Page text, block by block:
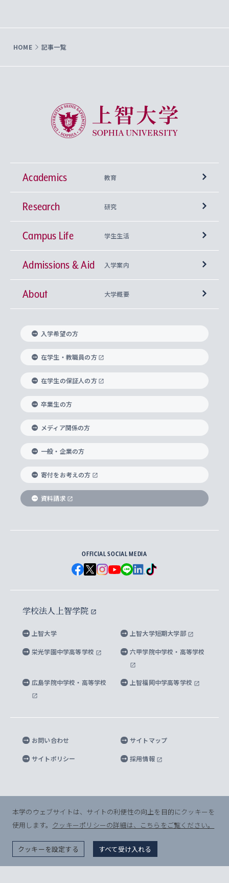
HOME 記事一覧
上智大学 Sophia University
Academics 教育
学部
神学部
文学部
総合人間科学部
経済学部
外国語学部
総合グローバル学部
国際教養学部
理工学部
Futures） – 持続可能な未来を考える６学科連携
興味から学科を探す
上智大学の全学共通教育
基盤教育センター
キリスト教人間学
身体知
思考と表現
データサイエンス
上智大学の語学教育
言語教育研究センター
上智大学のグローバル教育
グローバル教育センター
上智大学で学ぶ
海外で学ぶ
学びのサポート
大学院
神学研究科
実践宗教学研究科
総合人間科学研究科
経済学研究科
グローバル・スタディーズ研究科
助産学専攻科
生涯学習
Research 研究
研究所 等
キリスト教文化研究所
中世思想研究所
国際言語情報研究所
グローバル・コンサーン研究所
比較文化研究所
ヨーロッパ研究所
アジア文化研究所
アメリカ・カナダ研究所
メディア・ジャーナリズム研究所
水稀少社会研究センター
先進機械・構造材料イノベーションセンター
マイクロ波サイエンス研究センター
半導体研究所
生命倫理研究所
Sophia Open Research Weeks (SORW)
産官学連携
知的財産
研究支援制度
重点領域研究・自由課題研究
研究活動に関する法令・研究費の使用について
Campus Life 学生生活
学期区分と授業時間割
課外活動
課外教育プログラム
ボランティア活動
グローバルな学びのコミュニティ
学生の相談窓口
心身の健康相談
ハラスメント防止の取り組み
障がいのある学生への支援
キャリア形成サポート
キャリア形成支援プログラム
就職（内定先）・進路統計
企業の採用ご担当者様へのご案内
住まいのサポート
Admissions & Aid 入学案内
上智大学で取得できる学位
入れの方針）
科目等履修生
研究生・外国人特別研究生・国費留学生
交換留学生(海外大学から上智大学で学ぶ)
ノンディグリー生
Sophia Short-term Program受講生
学費・奨学金
学部入学前に出願する奨学金
国による高等教育の修学支援新制度
大学院生対象の奨学金
海外留学する際の費用と奨学金
About 大学概要
理事長・学長メッセージ
学長・副学長紹介
上智大学の精神
上智大学の理念
上智大学の沿革
ソフィア・アーカイブズ
上智大学とカトリック
グローバルエンゲージメント
上智大学を訪れた世界の知性
国連Weeks・アフリカWeeks
ダイバーシティ＆サステナビリティへの取り組み
上智大学公式ソーシャルメディア
学校法人上智学院について
数字で見る上智大学
上智大学のネットワーク
父母・保証人とのネットワーク
学外とのネットワーク
上智大学の出版物
上智大学大学案内・大学院案内
英文広報誌 SOPHIA magazine
上智大学のビジュアル・アイデンティティ
上智大学ビジュアル・アイデンティティ
上智大学校歌 ・上智大学学生歌
上智大学への取材・キャンパスでの撮影について
上智大学の公開情報
上智大学の教育研究活動等の情報公表
内部質保証と自己点検・評価
キャンパス案内
四谷キャンパス 施設紹介
キャンパスへのアクセス
海外拠点
教職協働の取り組み
プライバシーポリシー
入学希望の方
在学生・教職員の方
在学生の保証人の方
卒業生の方
メディア関係の方
一般・企業の方
寄付をお考えの方
資料請求
OFFICIAL SOCIAL MEDIA
学校法人上智学院
上智大学 上智大学短期大学部
栄光学園中学高等学校 六甲学院中学校・高等学校
広島学院中学校・高等学校 上智福岡中学高等学校
お問い合わせ サイトマップ
サイトポリシー 採用情報
© Sophia University. All Rights Reserved.
本学のウェブサイトは、サイトの利便性の向上を目的にクッキーを
使用します。 クッキーポリシーの詳細は、こちらをご覧ください。
クッキーを設定する すべて受け入れる